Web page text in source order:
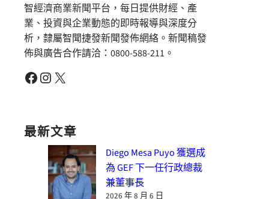
智經濟商業新聞平台，每日提供財經、產
業、投資與企業動態的即時報導與深度分
析，隸屬智聞捷發新聞發佈網絡。新聞稿發
佈與廣告合作請洽：0800-588-211。
Facebook Instagram X
最新文章
Diego Mesa Puyo 獲選成
為 GEF 下一任行政總裁
兼董事長
2026 年 8 月 6 日